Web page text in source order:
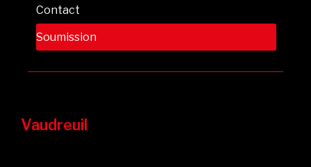
Contact
Soumission
Vaudreuil